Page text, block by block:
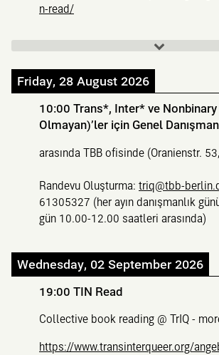
n-read/
Friday, 28 August 2026
10:00 Trans*, Inter* ve
Olmayan)’ler için Genel
arasında TBB ofisinde (Oranienstr.
Randevu Oluşturma: triq@tbb-
61305327 (her ayın danışmanlık
gün 10.00-12.00 saatleri arasında)
Wednesday, 02 September 2026
19:00 TIN Read
Collective book reading @ TrIQ -
https://www.transinterqueer.org/